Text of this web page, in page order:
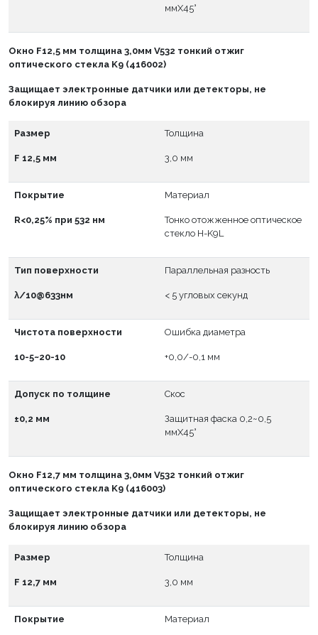
ммX45°
Окно F12,5 мм толщина 3,0мм V532 тонкий отжиг
оптического стекла K9 (416002)
Защищает электронные датчики или детекторы, не
блокируя линию обзора
Размер
F 12,5 мм
Толщина
3,0 мм
Покрытие
R<0,25% при 532 нм
Материал
Тонко отожженное оптическое
стекло H-K9L
Тип поверхности
λ/10@633нм
Параллельная разность
< 5 угловых секунд
Чистота поверхности
10-5~20-10
Ошибка диаметра
+0,0/-0,1 мм
Допуск по толщине
±0,2 мм
Скос
Защитная фаска 0,2~0,5
ммX45°
Окно F12,7 мм толщина 3,0мм V532 тонкий отжиг
оптического стекла K9 (416003)
Защищает электронные датчики или детекторы, не
блокируя линию обзора
Размер
F 12,7 мм
Толщина
3,0 мм
Покрытие Материал